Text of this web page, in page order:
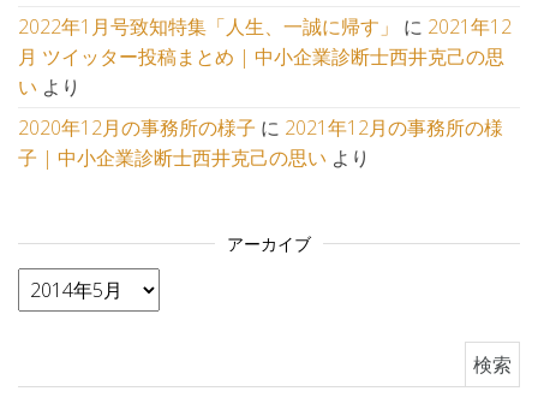
2022年1月号致知特集「人生、一誠に帰す」
に 2021年12
月 ツイッター投稿まとめ | 中小企業診断士西井克己の思
い より
2020年12月の事務所の様子 に 2021年12月の事務所の様
子 | 中小企業診断士西井克己の思い より
アーカイブ
アーカイブ